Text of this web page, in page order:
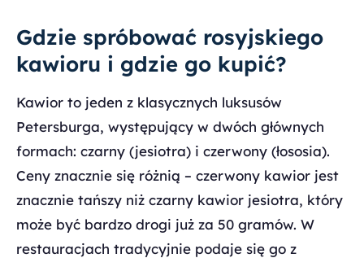
Gdzie spróbować rosyjskiego
kawioru i gdzie go kupić?
Kawior to jeden z klasycznych luksusów
Petersburga, występujący w dwóch głównych
formach: czarny (jesiotra) i czerwony (łososia).
Ceny znacznie się różnią – czerwony kawior jest
znacznie tańszy niż czarny kawior jesiotra, który
może być bardzo drogi już za 50 gramów. W
restauracjach tradycyjnie podaje się go z